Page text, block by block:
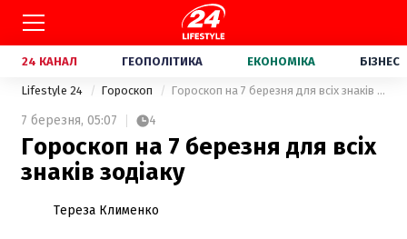
24 КАНАЛ ГЕОПОЛІТИКА ЕКОНОМІКА БІЗНЕС
Lifestyle 24 Гороскоп Гороскоп на 7 березня для всіх знаків зодіаку
7 березня, 05:07 4
Гороскоп на 7 березня для всіх
знаків зодіаку
Тереза Клименко